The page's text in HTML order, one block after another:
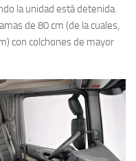
la unidad está detenida.
de 80 cm (de la cuales,
con colchones de mayor